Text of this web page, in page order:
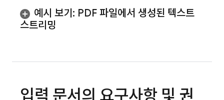
예시 보기: PDF 파일에서 생성된 텍스트
스트리밍
입력 문서의 요구사항 및 권